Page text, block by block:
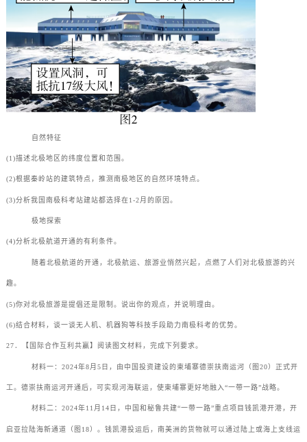
自然特征
(1)描述北极地区的纬度位置和范围。
(2)根据秦岭站的建筑特点，推测南极地区的自然环境特点。
(3)分析我国南极科考站建站都选择在1-2月的原因。
极地探索
(4)分析北极航道开通的有利条件。
随着北极航道的开通，北极航运、旅游业悄然兴起，点燃了人们对北极旅游的兴
趣。
(5)你对北极旅游是提倡还是限制。说出你的观点，并说明理由。
(6)结合材料，谈一谈无人机、机器狗等科技手段助力南极科考的优势。
27．【国际合作互利共赢】阅读图文材料，完成下列要求。
材料一：2024年8月5日，由中国投资建设的柬埔寨德崇扶南运河（图20）正式开
工。德崇扶南运河开通后，可实现河海联运，使柬埔寨更好地融入“一带一路”战略。
材料二：2024年11月14日，中国和秘鲁共建“一带一路”重点项目钱凯港开港，开
启亚拉陆海新通道（图18）。钱凯港投运后，南美洲的货物就可以通过陆上或海上支线运